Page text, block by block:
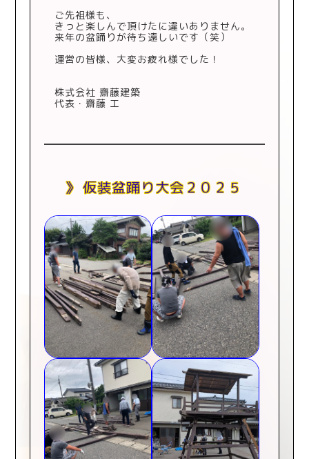
ご先祖様も、
きっと楽しんで頂けたに違いありません。
来年の盆踊りが待ち遠しいです（笑）
運営の皆様、大変お疲れ様でした！
株式会社 齋藤建築
代表・齋藤 工
仮装盆踊り大会２０２５